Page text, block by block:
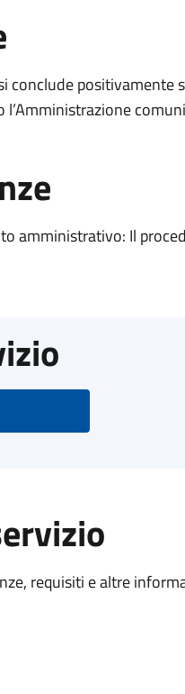
positivamente
amministrativo: Il
requisiti e altre